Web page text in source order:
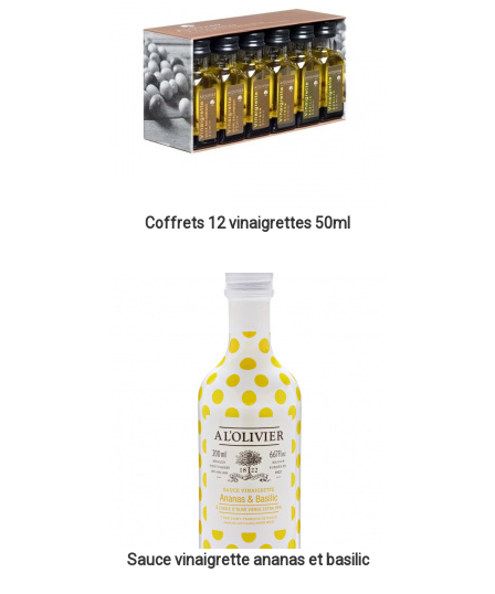
Coffrets 12 vinaigrettes 50ml
Sauce vinaigrette ananas et basilic